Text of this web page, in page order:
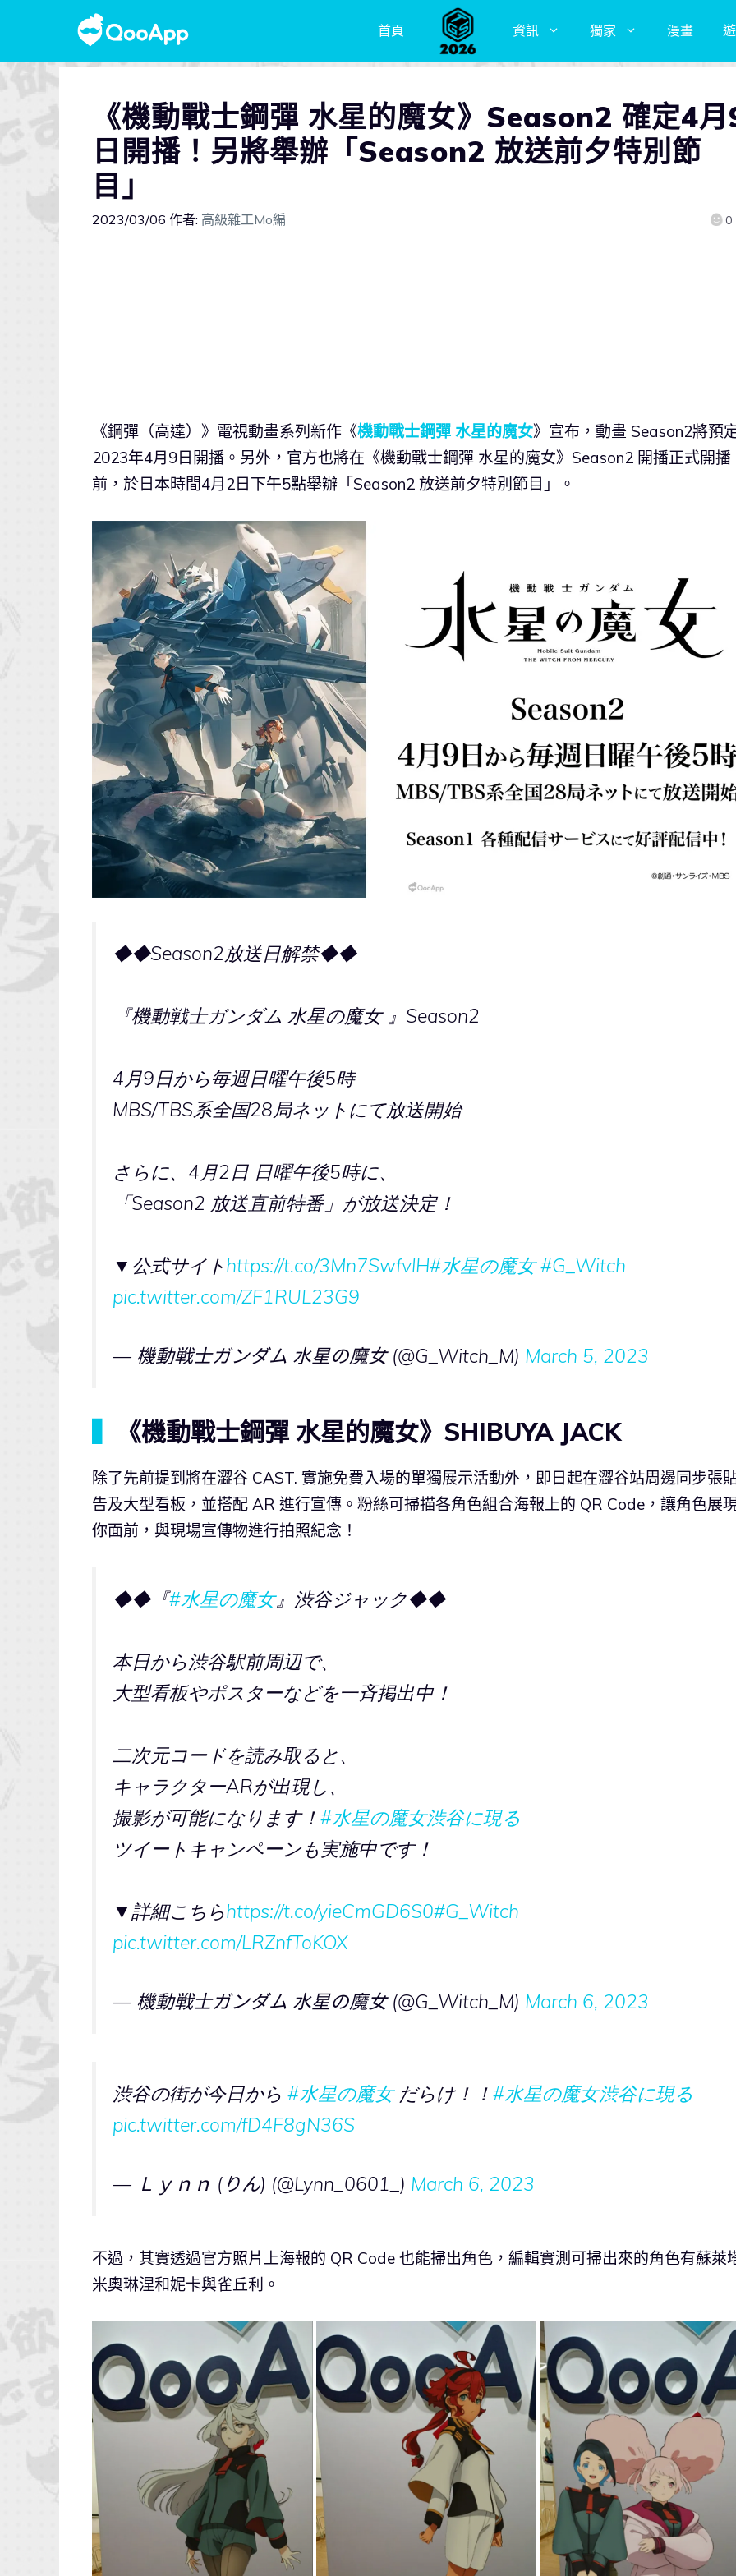
首頁 資訊 獨家 漫畫
《機動戰士鋼彈 水星的魔女》Season2 確定4
日開播！另將舉辦「Season2 放送前夕特別節
目」
2023/03/06 作者: 高級雜工Mo編 0
《鋼彈（高達）》電視動畫系列新作《機動戰士鋼彈 水星的魔女》宣布，動畫 Season2將預
2023年4月9日開播。另外，官方也將在《機動戰士鋼彈 水星的魔女》Season2 開播正式開播
前，於日本時間4月2日下午5點舉辦「Season2 放送前夕特別節目」。
◆◆Season2放送日解禁◆◆
『機動戦士ガンダム 水星の魔女 』Season2
4月9日から毎週日曜午後5時
MBS/TBS系全国28局ネットにて放送開始
さらに、4月2日 日曜午後5時に、
「Season2 放送直前特番」が放送決定！
▼公式サイトhttps://t.co/3Mn7SwfvlH#水星の魔女 #G_Witch
pic.twitter.com/ZF1RUL23G9
— 機動戦士ガンダム 水星の魔女 (@G_Witch_M) March 5, 2023
《機動戰士鋼彈 水星的魔女》SHIBUYA JACK
除了先前提到將在澀谷 CAST. 實施免費入場的單獨展示活動外，即日起在澀谷站周邊同步張
告及大型看板，並搭配 AR 進行宣傳。粉絲可掃描各角色組合海報上的 QR Code，讓角色展
你面前，與現場宣傳物進行拍照紀念！
◆◆『#水星の魔女』渋谷ジャック◆◆
本日から渋谷駅前周辺で、
大型看板やポスターなどを一斉掲出中！
二次元コードを読み取ると、
キャラクターARが出現し、
撮影が可能になります！ #水星の魔女渋谷に現る
ツイートキャンペーンも実施中です！
▼詳細こちらhttps://t.co/yieCmGD6S0#G_Witch
pic.twitter.com/LRZnfToKOX
— 機動戦士ガンダム 水星の魔女 (@G_Witch_M) March 6, 2023
渋谷の街が今日から #水星の魔女だらけ！！ #水星の魔女渋谷に現る
pic.twitter.com/fD4F8gN36S
— Ｌｙｎｎ (りん) (@Lynn_0601_) March 6, 2023
不過，其實透過官方照片上海報的 QR Code 也能掃出角色，編輯實測可掃出來的角色有蘇萊
米奧琳涅和妮卡與雀丘利。